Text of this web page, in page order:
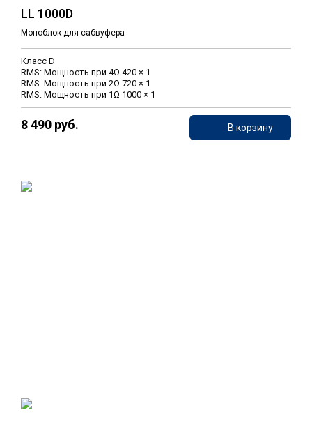
LL 1000D
Моноблок для сабвуфера
Класс D
RMS: Мощность при 4Ω 420 × 1
RMS: Мощность при 2Ω 720 × 1
RMS: Мощность при 1Ω 1000 × 1
8 490 руб. В корзину